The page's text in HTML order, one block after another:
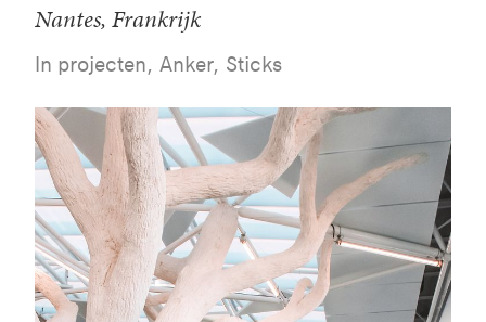
Nantes, Frankrijk
In projecten, Anker, Sticks